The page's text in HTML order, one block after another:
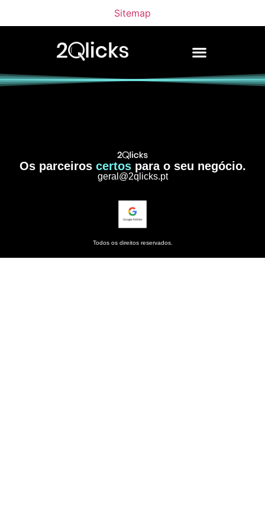
Sitemap
Os parceiros certospara o seu negócio.
geral@2qlicks.pt
Todos os direitos reservados.